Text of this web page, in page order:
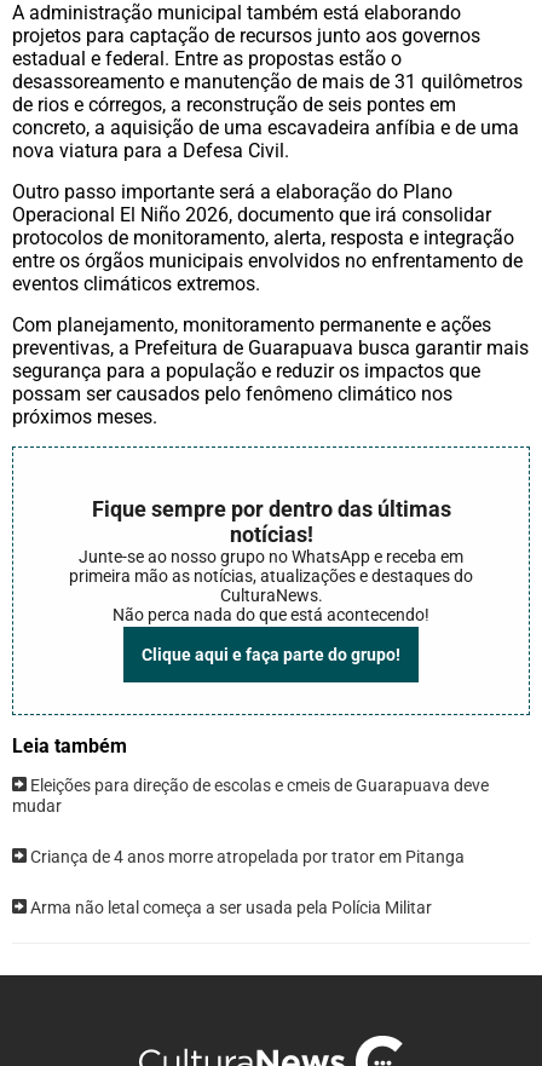
A administração municipal também está elaborando
projetos para captação de recursos junto aos governos
estadual e federal. Entre as propostas estão o
desassoreamento e manutenção de mais de 31 quilômetros
de rios e córregos, a reconstrução de seis pontes em
concreto, a aquisição de uma escavadeira anfíbia e de uma
nova viatura para a Defesa Civil.
Outro passo importante será a elaboração do Plano
Operacional El Niño 2026, documento que irá consolidar
protocolos de monitoramento, alerta, resposta e integração
entre os órgãos municipais envolvidos no enfrentamento de
eventos climáticos extremos.
Com planejamento, monitoramento permanente e ações
preventivas, a Prefeitura de Guarapuava busca garantir mais
segurança para a população e reduzir os impactos que
possam ser causados pelo fenômeno climático nos
próximos meses.
Fique sempre por dentro das últimas
notícias!
Junte-se ao nosso grupo no WhatsApp e receba em
primeira mão as notícias, atualizações e destaques do
CulturaNews.
Não perca nada do que está acontecendo!
Clique aqui e faça parte do grupo!
Leia também
Eleições para direção de escolas e cmeis de Guarapuava deve
mudar
Criança de 4 anos morre atropelada por trator em Pitanga
Arma não letal começa a ser usada pela Polícia Militar